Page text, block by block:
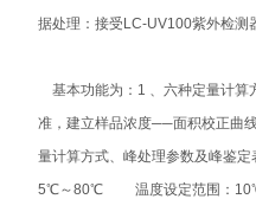
据处理：接受LC-UV100紫外检测
基本功能为：1 、六种定量计
准，建立样品浓度──面积校正曲
量计算方式、峰处理参数及峰鉴
5℃～80℃ 温度设定范围：